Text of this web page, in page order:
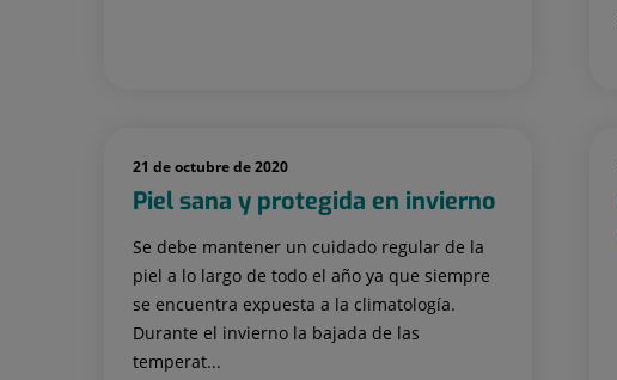
21 de octubre de 2020
Piel sana y protegida en invierno
Se debe mantener un cuidado regular de la
piel a lo largo de todo el año ya que siempre
se encuentra expuesta a la climatología.
Durante el invierno la bajada de las
temperat...